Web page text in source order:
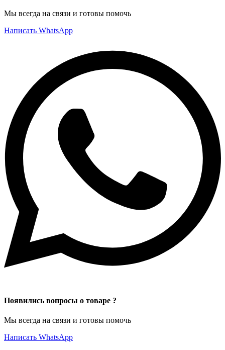
Мы всегда на связи и готовы помочь
Написать WhatsApp
Появились вопросы о товаре ?
Мы всегда на связи и готовы помочь
Написать WhatsApp